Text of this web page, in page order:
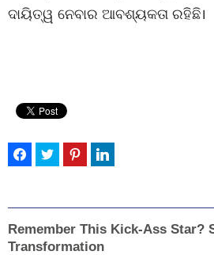
ଦାୟିତ୍ୱ ନେବାର ଆବଶ୍ୟକତା ରହିଛି।